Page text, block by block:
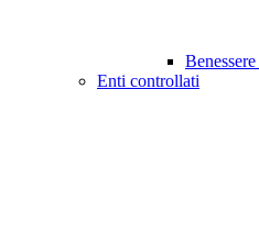
Enti controllati